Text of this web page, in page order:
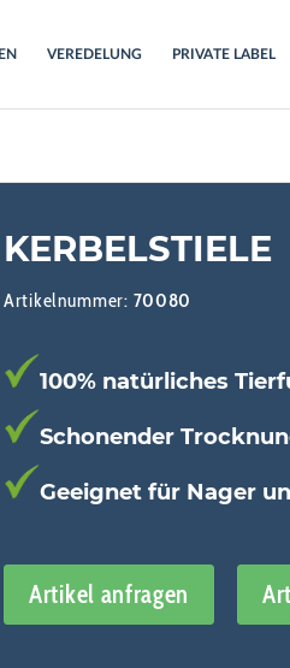
VEREDELUNG PRIVATE LABEL
KERBELSTIELE
Artikelnummer: 70080
100% natürliches
Schonender
Geeignet für Nager
Artikel anfragen